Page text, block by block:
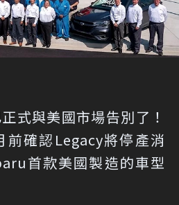
式與美國市場告別了！
前確認Legacy將停產消
首款美國製造的車型